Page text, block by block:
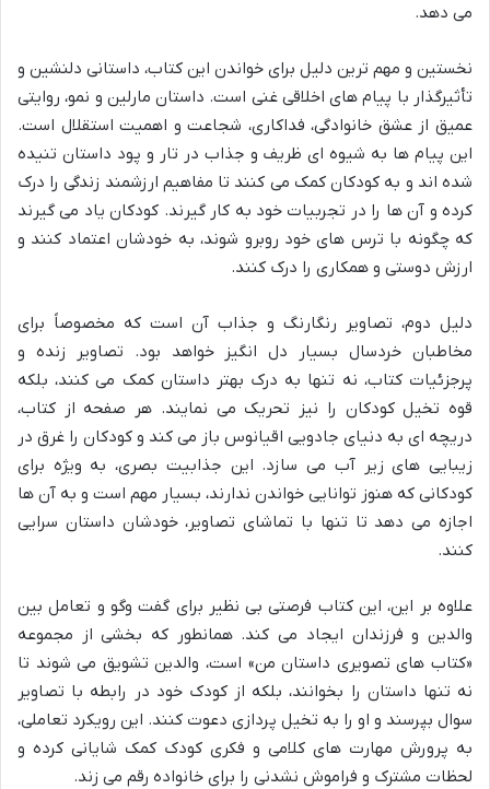
می دهد.
نخستین و مهم ترین دلیل برای خواندن این کتاب، داستانی دلنشین و
تأثیرگذار با پیام های اخلاقی غنی است. داستان مارلین و نمو، روایتی
عمیق از عشق خانوادگی، فداکاری، شجاعت و اهمیت استقلال است.
این پیام ها به شیوه ای ظریف و جذاب در تار و پود داستان تنیده
شده اند و به کودکان کمک می کنند تا مفاهیم ارزشمند زندگی را درک
کرده و آن ها را در تجربیات خود به کار گیرند. کودکان یاد می گیرند
که چگونه با ترس های خود روبرو شوند، به خودشان اعتماد کنند و
ارزش دوستی و همکاری را درک کنند.
دلیل دوم، تصاویر رنگارنگ و جذاب آن است که مخصوصاً برای
مخاطبان خردسال بسیار دل انگیز خواهد بود. تصاویر زنده و
پرجزئیات کتاب، نه تنها به درک بهتر داستان کمک می کنند، بلکه
قوه تخیل کودکان را نیز تحریک می نمایند. هر صفحه از کتاب،
دریچه ای به دنیای جادویی اقیانوس باز می کند و کودکان را غرق در
زیبایی های زیر آب می سازد. این جذابیت بصری، به ویژه برای
کودکانی که هنوز توانایی خواندن ندارند، بسیار مهم است و به آن ها
اجازه می دهد تا تنها با تماشای تصاویر، خودشان داستان سرایی
کنند.
علاوه بر این، این کتاب فرصتی بی نظیر برای گفت وگو و تعامل بین
والدین و فرزندان ایجاد می کند. همانطور که بخشی از مجموعه
«کتاب های تصویری داستان من» است، والدین تشویق می شوند تا
نه تنها داستان را بخوانند، بلکه از کودک خود در رابطه با تصاویر
سوال بپرسند و او را به تخیل پردازی دعوت کنند. این رویکرد تعاملی،
به پرورش مهارت های کلامی و فکری کودک کمک شایانی کرده و
لحظات مشترک و فراموش نشدنی را برای خانواده رقم می زند.